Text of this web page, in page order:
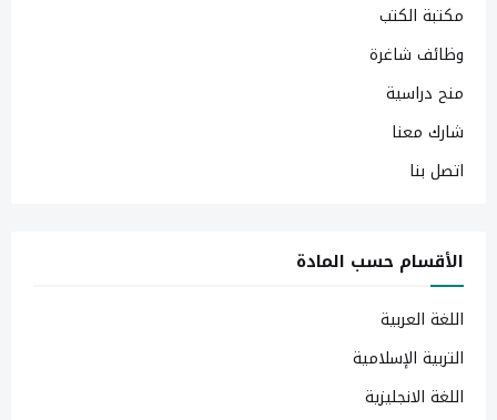
مكتبة الكتب
وظائف شاغرة
منح دراسية
شارك معنا
اتصل بنا
الأقسام حسب المادة
اللغة العربية
التربية الإسلامية
اللغة الانجليزية